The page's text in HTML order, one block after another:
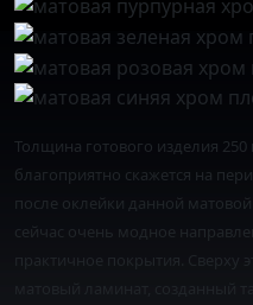
Толщина готового изделия
благоприятно скажется на
после оклейки данной
сейчас очень модное
практичное покрытия. Сверху